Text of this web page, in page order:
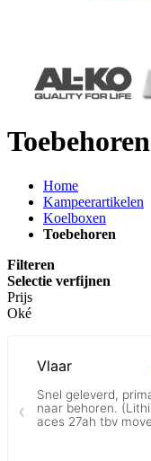
Toebehoren
Home
Kampeerartikelen
Koelboxen
Toebehoren
Filteren
Selectie verfijnen
Prijs
Oké